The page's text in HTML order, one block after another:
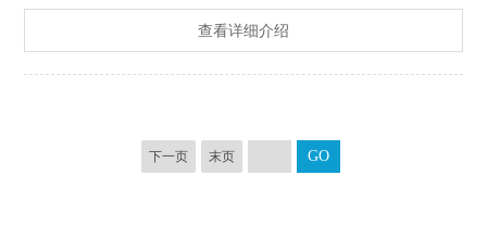
查看详细介绍
下一页 末页